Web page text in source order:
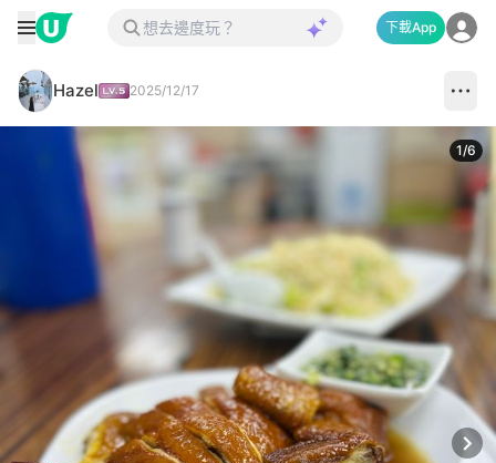
下載App
Hazel 2025/12/17
1/6